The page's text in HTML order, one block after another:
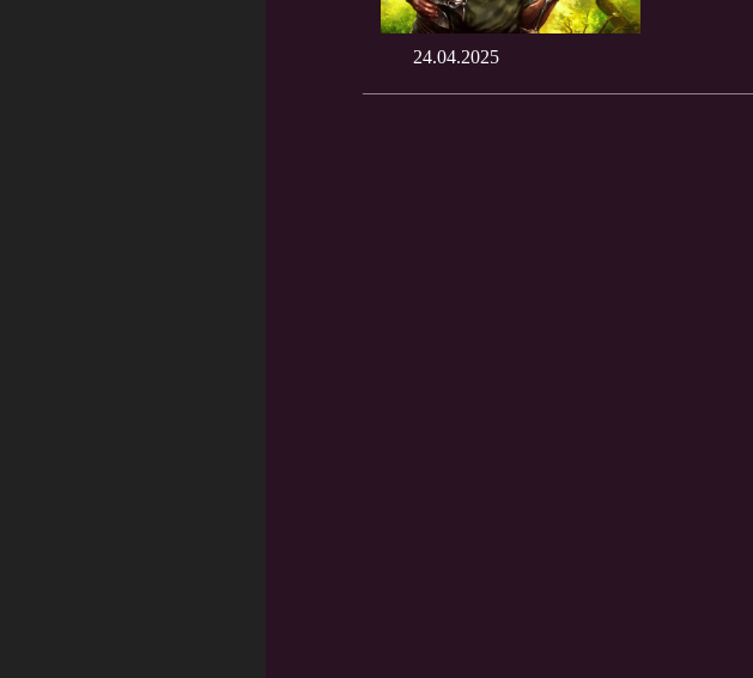
24.04.2025